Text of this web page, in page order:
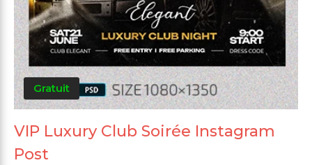
Gratuit
VIP Luxury Club Soirée Instagram
Post